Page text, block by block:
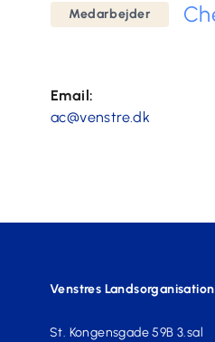
Medarbejder
Email:
ac@venstre.dk
Venstres Landsorganisation
St. Kongensgade 59B 3.sal